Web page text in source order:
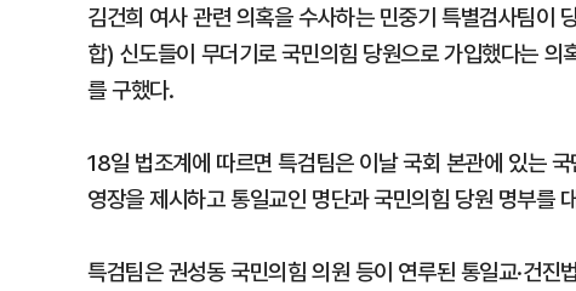
김건희 여사 관련 의혹을 수사하는 민중기 특별검사팀이
합) 신도들이 무더기로 국민의힘 당원으로 가입했다는
를 구했다.
18일 법조계에 따르면 특검팀은 이날 국회 본관에 있는
영장을 제시하고 통일교인 명단과 국민의힘 당원 명부를
특검팀은 권성동 국민의힘 의원 등이 연루된 통일교·건